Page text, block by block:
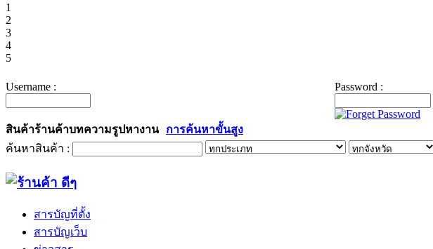
1
2
3
4
5
Username : Password :
สินค้าร้านค้าบทความรูปหางาน
การค้นหาขั้นสูง
ค้นหาสินค้า :
สารบัญที่ตั้ง
สารบัญเว็บ